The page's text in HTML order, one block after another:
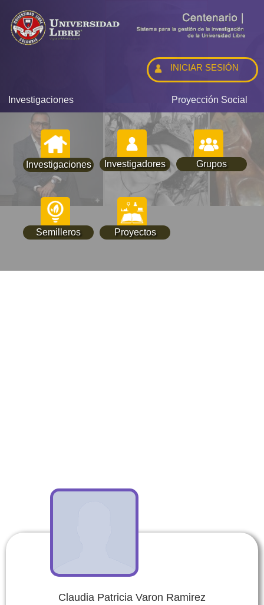
Investigaciones Proyección Social
Investigaciones Investigadores Grupos
Semilleros Proyectos
INICIAR SESIÓN
Claudia Patricia Varon Ramirez